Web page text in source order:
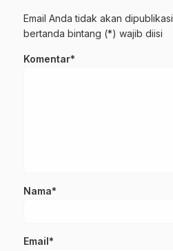
Email Anda tidak akan
bertanda bintang (*) wajib diisi
Komentar*
Nama*
Email*